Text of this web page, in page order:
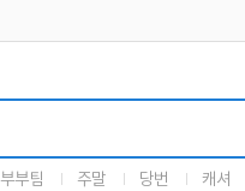
부부팀 주말 당번 캐셔